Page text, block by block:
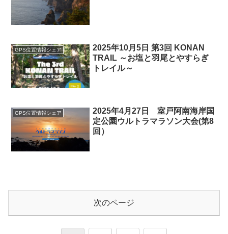
GPS位置情報シェア
2025年10月5日 第3回 KONAN
TRAIL ～お塩と羽尾とやすらぎ
トレイル～
GPS位置情報シェア
2025年4月27日 室戸阿南海岸国
定公園ウルトラマラソン大会(第8
回）
次のページ